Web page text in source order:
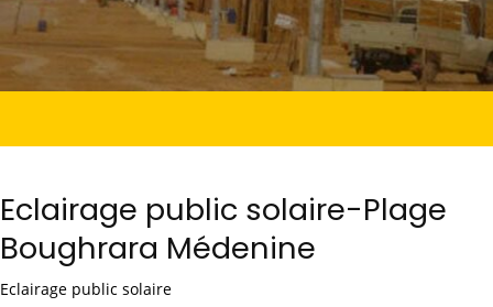
Eclairage public solaire-Plage
Boughrara Médenine
Eclairage public solaire